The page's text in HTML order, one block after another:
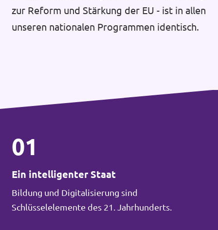
zur Reform und Stärkung der EU - ist in allen
unseren nationalen Programmen identisch.
01
Ein intelligenter Staat
Bildung und Digitalisierung sind
Schlüsselelemente des 21. Jahrhunderts.